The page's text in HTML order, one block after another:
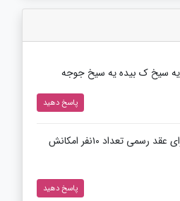
پاسخ دهید
سلام وقتتون بخیرسالن برای عقد رسمی تعداد ۱۰نفر امکانش
پاسخ دهید